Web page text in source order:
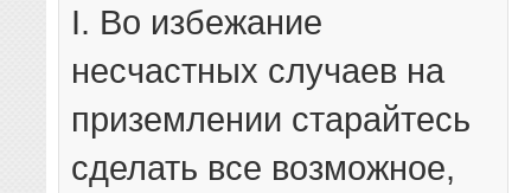
I. Во избежание
несчастных случаев на
приземлении старайтесь
сделать все возможное,